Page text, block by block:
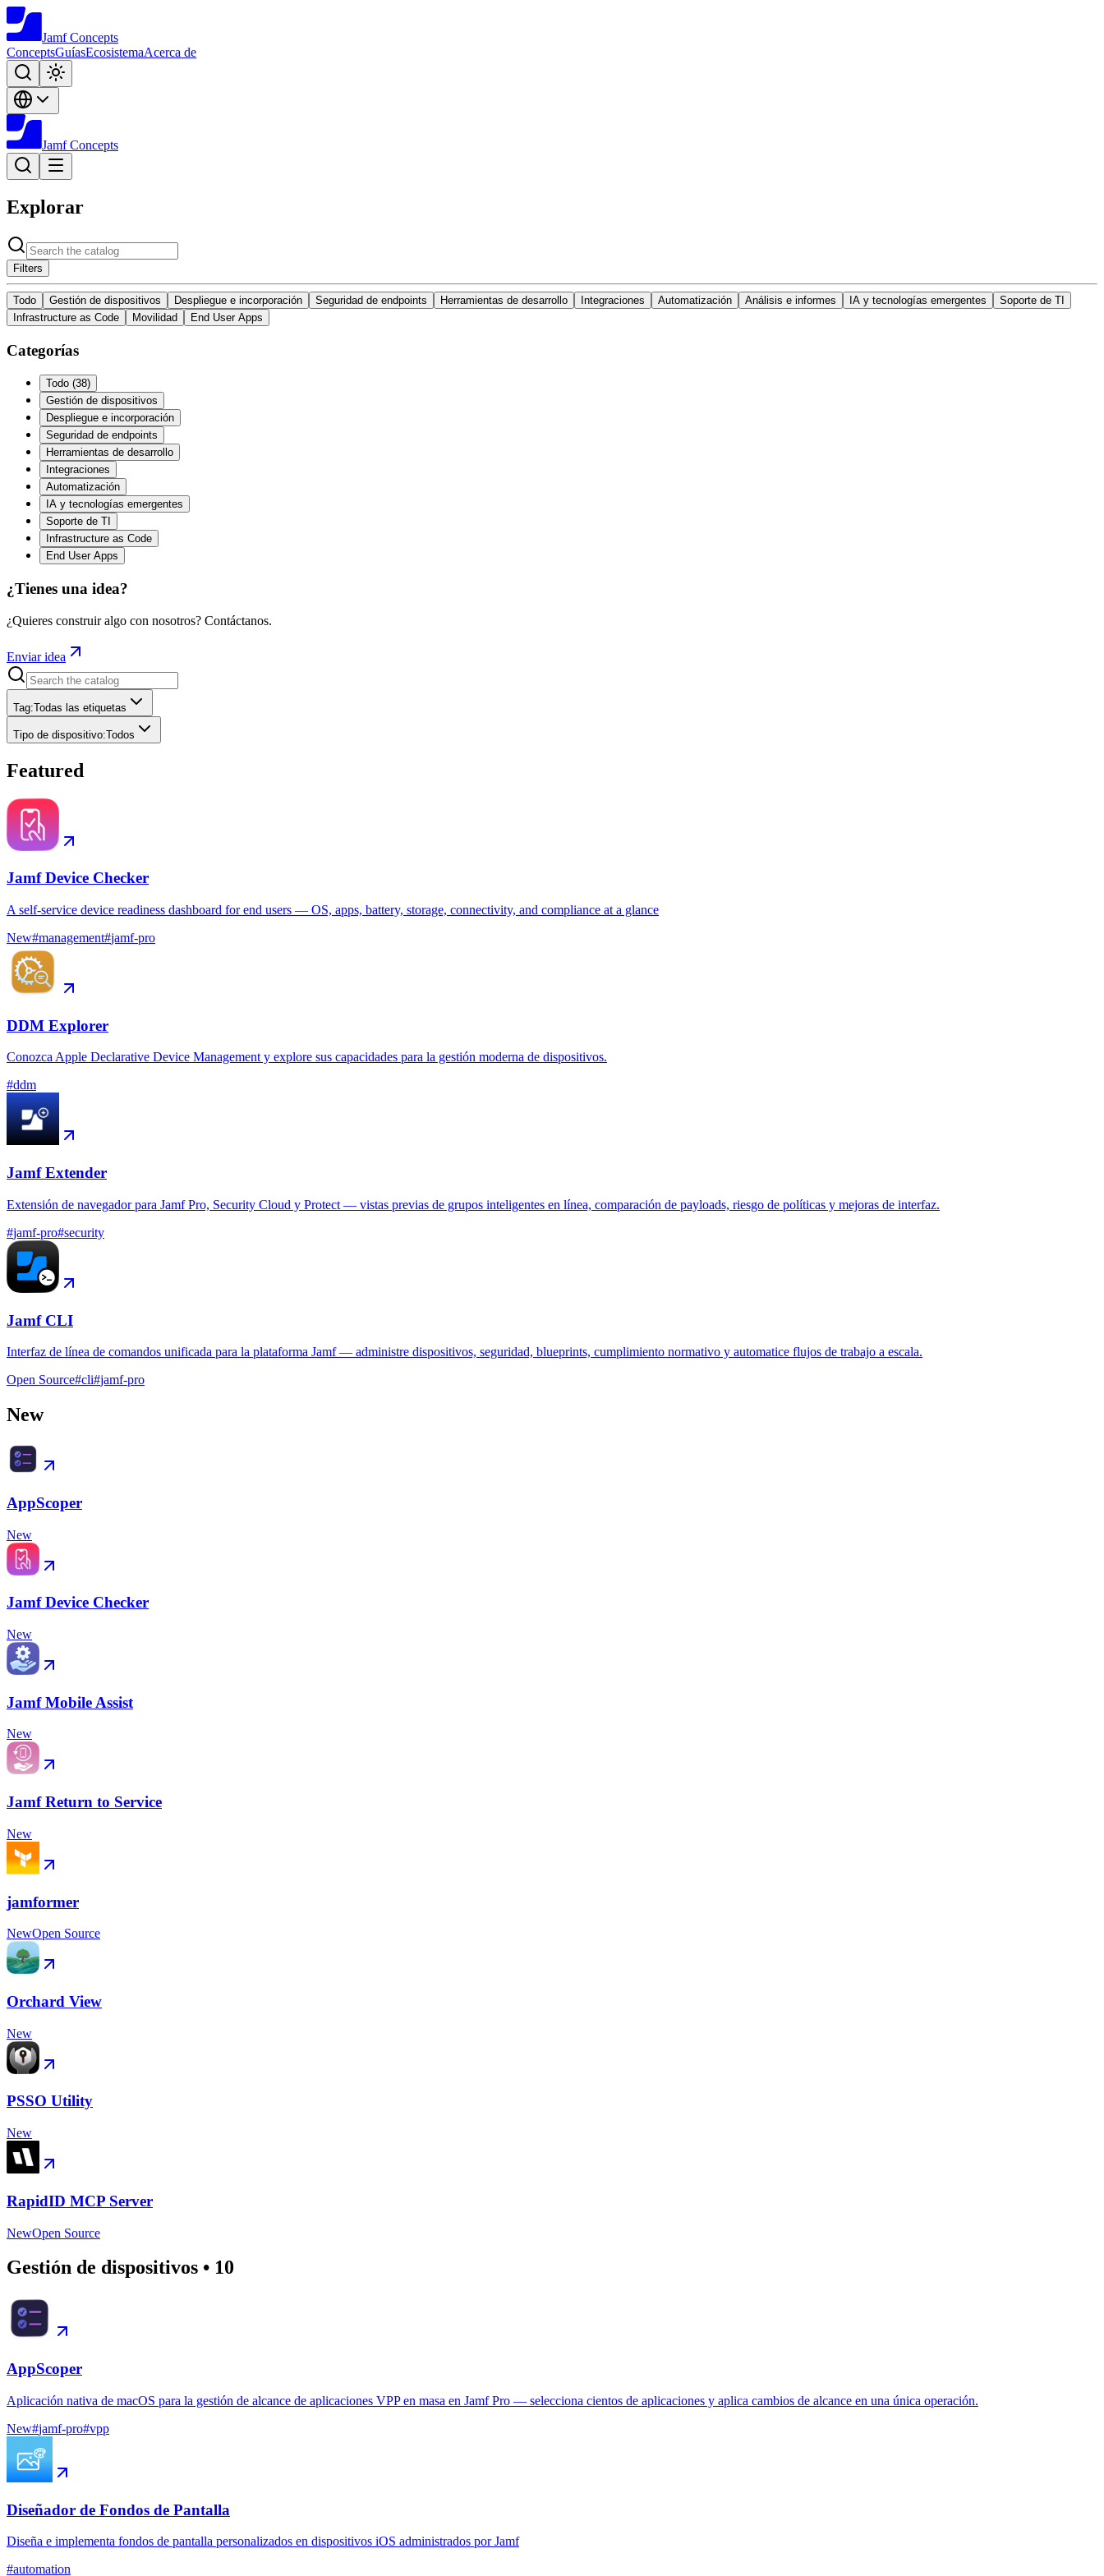
Jamf Concepts
ConceptsGuíasEcosistemaAcerca de
Jamf Concepts
Explorar
Filters
Todo Gestión de dispositivos Despliegue e incorporación Seguridad de endpoints Herramientas de desarrollo Integraciones Automatización Análisis e informes IA y tecnologías emergentes
Soporte de TI
Infrastructure as Code
Movilidad End User Apps
Categorías
Todo (38)
Gestión de dispositivos
Despliegue e incorporación
Seguridad de endpoints
Herramientas de desarrollo
Integraciones
Automatización
IA y tecnologías emergentes
Soporte de TI
Infrastructure as Code
End User Apps
¿Tienes una idea?
¿Quieres construir algo con nosotros? Contáctanos.
Enviar idea
Tag:Todas las etiquetas
Tipo de dispositivo:Todos
Featured
Jamf Device Checker
A self-service device readiness dashboard for end users — OS, apps, battery, storage, connectivity, and compliance at a glance
New#management#jamf-pro
DDM Explorer
Conozca Apple Declarative Device Management y explore sus capacidades para la gestión moderna de dispositivos.
#ddm
Jamf Extender
Extensión de navegador para Jamf Pro, Security Cloud y Protect — vistas previas de grupos inteligentes en línea, comparación de payloads, riesgo de políticas y mejoras de interfaz.
#jamf-pro#security
Jamf CLI
Interfaz de línea de comandos unificada para la plataforma Jamf — administre dispositivos, seguridad, blueprints, cumplimiento normativo y automatice flujos de trabajo a escala.
Open Source#cli#jamf-pro
New
AppScoper
New
Jamf Device Checker
New
Jamf Mobile Assist
New
Jamf Return to Service
New
jamformer
NewOpen Source
Orchard View
New
PSSO Utility
New
RapidID MCP Server
NewOpen Source
Gestión de dispositivos • 10
AppScoper
Aplicación nativa de macOS para la gestión de alcance de aplicaciones VPP en masa en Jamf Pro — selecciona cientos de aplicaciones y aplica cambios de alcance en una única operación.
New#jamf-pro#vpp
Diseñador de Fondos de Pantalla
Diseña e implementa fondos de pantalla personalizados en dispositivos iOS administrados por Jamf
#automation